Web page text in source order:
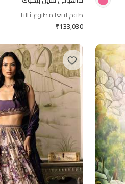
طقم لينغا مطبوع ثاليا
₹133,030